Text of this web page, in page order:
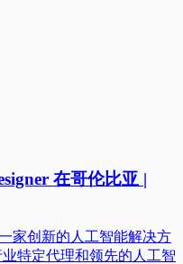
在哥伦比亚 |
家创新的人工智能解决方
特定代理和领先的人工智